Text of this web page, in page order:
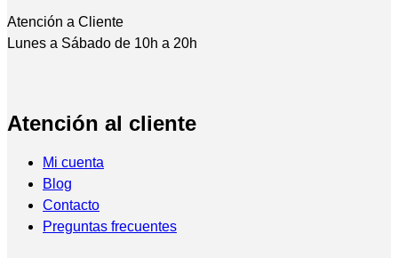
Atención a Cliente
Lunes a Sábado de 10h a 20h
Atención al cliente
Mi cuenta
Blog
Contacto
Preguntas frecuentes